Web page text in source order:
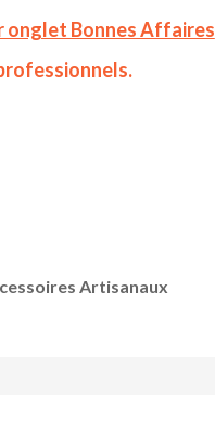
Artisanaux
onglet Bonnes Affaires